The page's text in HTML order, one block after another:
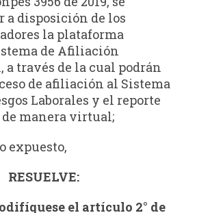
a disposición de los
la plataforma
de Afiliación
a través de la cual podrán
de afiliación al Sistema
Laborales y el reporte
de manera virtual;
expuesto,
RESUELVE:
el artículo 2° de